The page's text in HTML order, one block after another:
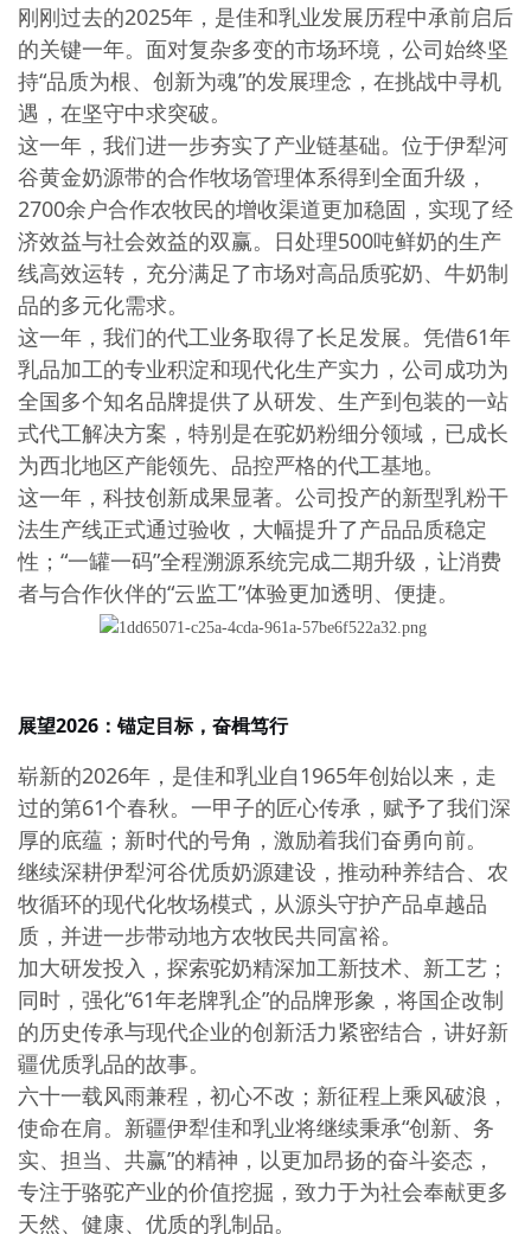
刚刚过去的2025年，是佳和乳业发展历程中承前启后
的关键一年。面对复杂多变的市场环境，公司始终坚
持“品质为根、创新为魂”的发展理念，在挑战中寻机
遇，在坚守中求突破。
这一年，我们进一步夯实了产业链基础。位于伊犁河
谷黄金奶源带的合作牧场管理体系得到全面升级，
2700余户合作农牧民的增收渠道更加稳固，实现了经
济效益与社会效益的双赢。日处理500吨鲜奶的生产
线高效运转，充分满足了市场对高品质驼奶、牛奶制
品的多元化需求。
这一年，我们的代工业务取得了长足发展。凭借61年
乳品加工的专业积淀和现代化生产实力，公司成功为
全国多个知名品牌提供了从研发、生产到包装的一站
式代工解决方案，特别是在驼奶粉细分领域，已成长
为西北地区产能领先、品控严格的代工基地。
这一年，科技创新成果显著。公司投产的新型乳粉干
法生产线正式通过验收，大幅提升了产品品质稳定
性； “一罐一码”全程溯源系统完成二期升级，让消费
者与合作伙伴的“云监工”体验更加透明、便捷。
展望2026：锚定目标，奋楫笃行
崭新的2026年，是佳和乳业自1965年创始以来，走
过的第61个春秋。一甲子的匠心传承，赋予了我们深
厚的底蕴；新时代的号角，激励着我们奋勇向前。
继续深耕伊犁河谷优质奶源建设，推动种养结合、农
牧循环的现代化牧场模式，从源头守护产品卓越品
质，并进一步带动地方农牧民共同富裕。
加大研发投入，探索驼奶精深加工新技术、新工艺；
同时，强化“61年老牌乳企”的品牌形象，将国企改制
的历史传承与现代企业的创新活力紧密结合，讲好新
疆优质乳品的故事。
六十一载风雨兼程，初心不改；新征程上乘风破浪，
使命在肩。新疆伊犁佳和乳业将继续秉承“创新、务
实、担当、共赢”的精神，以更加昂扬的奋斗姿态，
专注于骆驼产业的价值挖掘，致力于为社会奉献更多
天然、健康、优质的乳制品。